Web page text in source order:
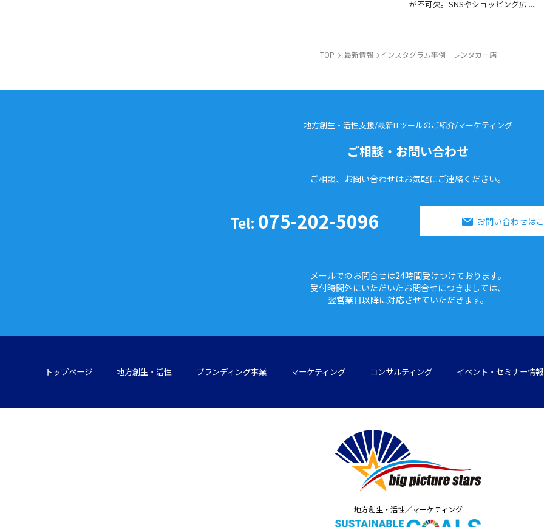
が不可欠。SNSやショッピング広.....
TOP 最新情報 インスタグラム事例 レンタカー店
地方創生・活性支援/最新ITツールのご紹介/マーケティング
ご相談・お問い合わせ
ご相談、お問い合わせはお気軽にご連絡ください。
Tel: 075-202-5096 お問い合わせは
メールでのお問合せは24時間受けつけております。
受付時間外にいただいたお問合せにつきましては、
翌営業日以降に対応させていただきます。
トップページ 地方創生・活性 ブランディング事業 マーケティング コンサルティング イベント・セミナー情報
地方創生・活性／マーケティング